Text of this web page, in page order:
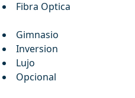
Fibra Optica
Gimnasio
Inversion
Lujo
Opcional